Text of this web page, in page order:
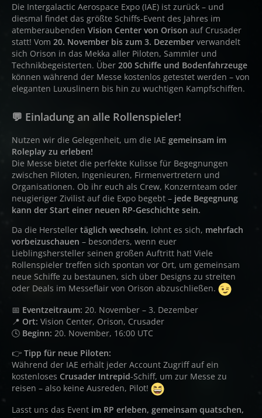
Die Intergalactic Aerospace Expo (IAE) ist zurück – und
diesmal findet das größte Schiffs-Event des Jahres im
atemberaubenden Vision Center von Orison auf Crusader
statt! Vom 20. November bis zum 3. Dezember verwandelt
sich Orison in das Mekka aller Piloten, Sammler und
Technikbegeisterten. Über 200 Schiffe und Bodenfahrzeuge
können während der Messe kostenlos getestet werden – von
eleganten Luxuslinern bis hin zu wuchtigen Kampfschiffen.
💬 Einladung an alle Rollenspieler!
Nutzen wir die Gelegenheit, um die IAE gemeinsam im
Roleplay zu erleben!
Die Messe bietet die perfekte Kulisse für Begegnungen
zwischen Piloten, Ingenieuren, Firmenvertretern und
Organisationen. Ob ihr euch als Crew, Konzernteam oder
neugieriger Zivilist auf die Expo begebt – jede Begegnung
kann der Start einer neuen RP-Geschichte sein.
Da die Hersteller täglich wechseln, lohnt es sich, mehrfach
vorbeizuschauen – besonders, wenn euer
Lieblingshersteller seinen großen Auftritt hat! Viele
Rollenspieler treffen sich spontan vor Ort, um gemeinsam
neue Schiffe zu bestaunen, sich über Designs zu streiten
oder Deals im Messeflair von Orison abzuschließen.
📅 Eventzeitraum: 20. November – 3. Dezember
📍 Ort: Vision Center, Orison, Crusader
🕓 Beginn: 20. November, 16:00 UTC
👉 Tipp für neue Piloten:
Während der IAE erhält jeder Account Zugriff auf ein
kostenloses Crusader Intrepid-Schiff, um zur Messe zu
reisen – also keine Ausreden, Pilot!
Lasst uns das Event im RP erleben, gemeinsam quatschen,